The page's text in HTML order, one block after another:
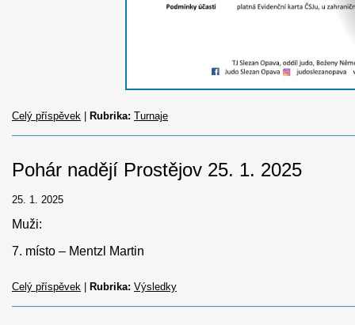
Celý příspěvek Rubrika: Turnaje
Pohár nadějí Prostějov 25. 1. 2025
25. 1. 2025
Muži:
7. místo – Mentzl Martin
Celý příspěvek Rubrika: Výsledky